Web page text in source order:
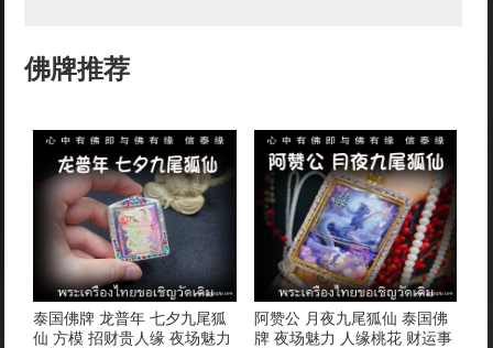
佛牌推荐
泰国佛牌 龙普年 七夕九尾狐
仙 方模 招财贵人缘 夜场魅力
阿赞公 月夜九尾狐仙 泰国佛
牌 夜场魅力 人缘桃花 财运事